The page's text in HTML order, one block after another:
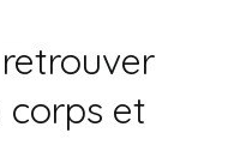
corps et